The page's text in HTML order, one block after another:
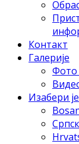
Контакт
Галерије
Фото
Изабери